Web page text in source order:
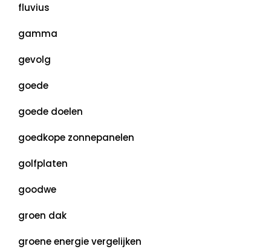
fluvius
gamma
gevolg
goede
goede doelen
goedkope zonnepanelen
golfplaten
goodwe
groen dak
groene energie vergelijken